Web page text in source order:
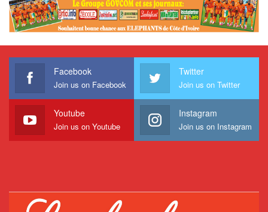
Facebook
Join us on Facebook
Twitter
Join us on Twitter
Youtube
Join us on Youtube
Instagram
Join us on Instagram